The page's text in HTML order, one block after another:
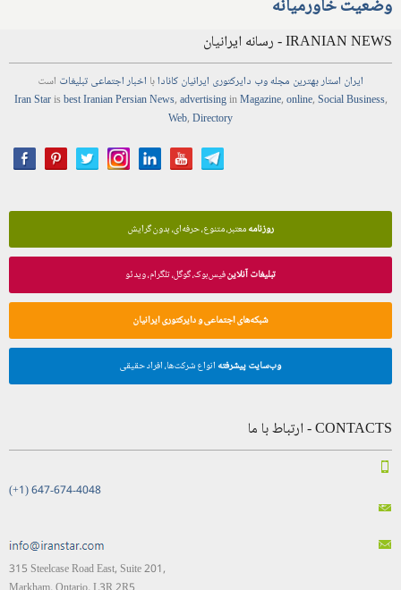
وضعیت خاورمیانه
IRANIAN NEWS - رسانه ایرانیان
ایران استاربهترین مجلهوب دایرکتوری ایرانیان کانادابا اخباراجتماعیتبلیغات است
Iran Starisbest Iranian PersianNews,advertisinginMagazine,online,Social Business,
Web,Directory
روزنامهمعتبر، متنوع، حرفه‌ای، بدون گرایش
تبلیغات آنلاینفیس‌بوک، گوگل، تلگرام، ویدئو
شبکه‌های اجتماعی و دایرکتوری ایرانیان
وب‌سایت پیشرفته انواع شرکت‌ها، افراد حقیقی
CONTACTS - ارتباط با ما
(+1) 647-674-4048
315 Steelcase Road East, Suite 201,